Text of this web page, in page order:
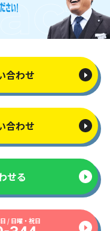
合わせ
合わせ
せる
/ 日曜・祝日